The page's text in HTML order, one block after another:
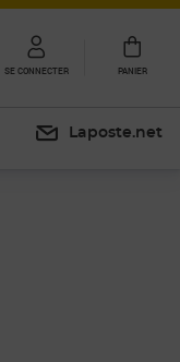
SE CONNECTER PANIER
Laposte.net